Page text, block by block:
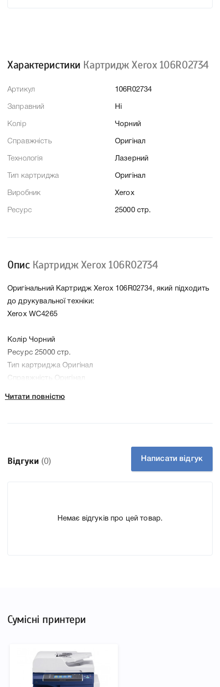
Характеристики Картридж Xerox 106R02734
Артикул 106R02734
Заправний Ні
Колір Чорний
Справжність Оригінал
Технологія Лазерний
Тип картриджа Оригінал
Виробник Xerox
Ресурс 25000 стр.
Опис Картридж Xerox 106R02734
Оригінальний Картридж Xerox 106R02734, який підходить
до друкувальної техніки:
Xerox WC4265
Колір Чорний
Ресурс 25000 стр.
Тип картриджа Оригінал
Справжність Оригінал
характеристики, список друкувальної техніки, до якого
підходить Картридж Xerox 106R02734, що дозволить Вам
легко підтвердити правильність вибору.
Читати повністю
Відгуки (0) Написати відгук
Немає відгуків про цей товар.
Сумісні принтери